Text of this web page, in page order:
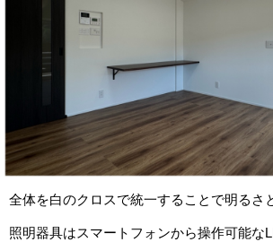
全体を白のクロスで統一することで明るさ
照明器具はスマートフォンから操作可能な